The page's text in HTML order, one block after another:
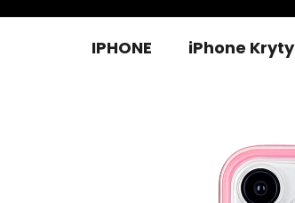
IPHONE iPhone Kryty